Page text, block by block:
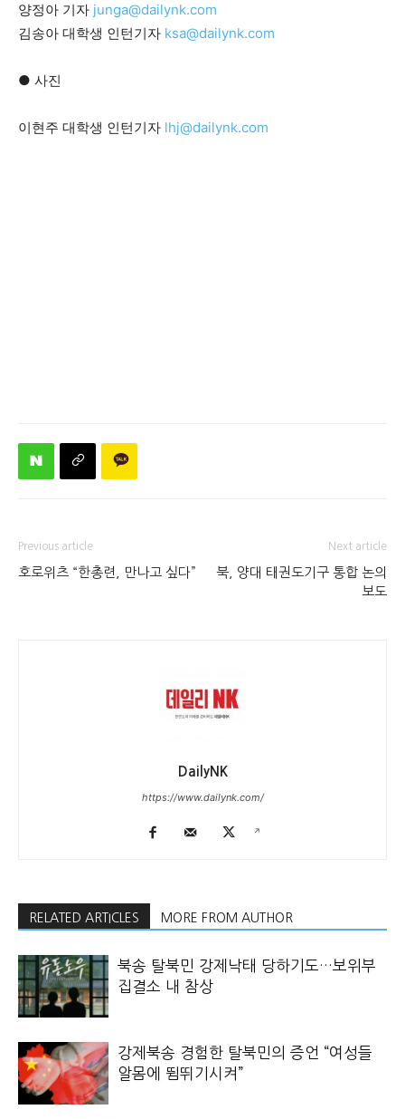
양정아 기자 junga@dailynk.com
김송아 대학생 인턴기자 ksa@dailynk.com
● 사진
이현주 대학생 인턴기자 lhj@dailynk.com
Previous article
호로위츠 “한총련, 만나고 싶다”
Next article
북, 양대 태권도기구 통합 논의
보도
DailyNK
https://www.dailynk.com/
RELATED ARTICLES MORE FROM AUTHOR
북송 탈북민 강제낙태 당하기도…보위부
집결소 내 참상
강제북송 경험한 탈북민의 증언 “여성들
알몸에 뜀뛰기시켜”